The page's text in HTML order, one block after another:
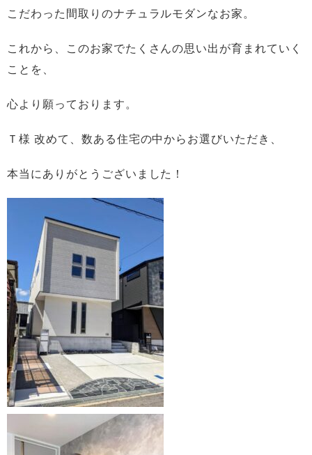
こだわった間取りのナチュラルモダンなお家。
これから、このお家でたくさんの思い出が育まれていく
ことを、
心より願っております。
Ｔ様 改めて、数ある住宅の中からお選びいただき、
本当にありがとうございました！